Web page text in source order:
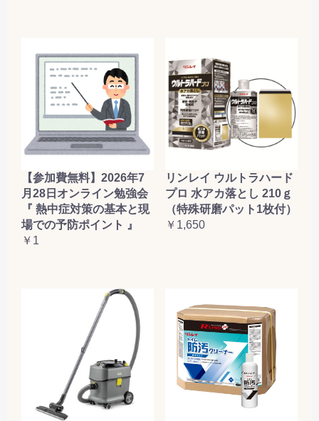
【参加費無料】2026年7
月28日オンライン勉強会
『 熱中症対策の基本と現
場での予防ポイント 』
￥1
リンレイ ウルトラハード
プロ 水アカ落とし 210ｇ
（特殊研磨パット1枚付）
￥1,650